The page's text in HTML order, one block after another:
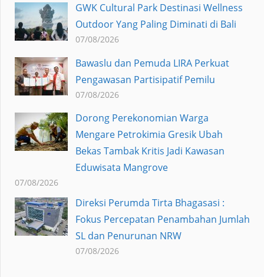
GWK Cultural Park Destinasi Wellness
Outdoor Yang Paling Diminati di Bali
07/08/2026
Bawaslu dan Pemuda LIRA Perkuat
Pengawasan Partisipatif Pemilu
07/08/2026
Dorong Perekonomian Warga
Mengare Petrokimia Gresik Ubah
Bekas Tambak Kritis Jadi Kawasan
Eduwisata Mangrove
07/08/2026
Direksi Perumda Tirta Bhagasasi :
Fokus Percepatan Penambahan Jumlah
SL dan Penurunan NRW
07/08/2026